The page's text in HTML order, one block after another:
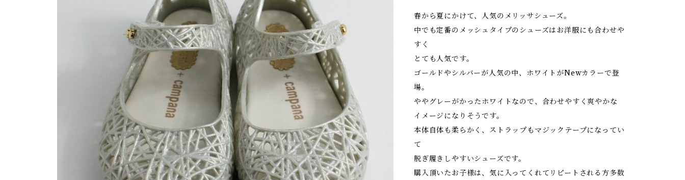
春から夏にかけて、人気のメリッサシューズ。
中でも定番のメッシュタイプのシューズはお洋服にも合わせや
すく
とても人気です。
ゴールドやシルバーが人気の中、ホワイトがNewカラーで登
場。
ややグレーがかったホワイトなので、合わせやすく爽やかな
イメージになりそうです。
本体自体も柔らかく、ストラップもマジックテープになってい
て
脱ぎ履きしやすいシューズです。
購入頂いたお子様は、気に入ってくれてリピートされる方多数